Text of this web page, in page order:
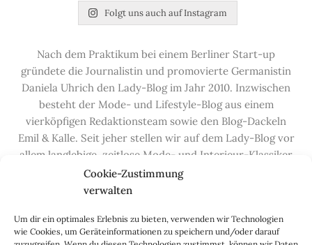
Cookie-Zustimmung
verwalten
Um dir ein optimales Erlebnis zu bieten, verwenden wir Technologien
wie Cookies, um Geräteinformationen zu speichern und/oder darauf
Folgt uns auch auf Instagram
Nach dem Praktikum bei einem Berliner Start-up
gründete die Journalistin und promovierte Germanistin
Daniela Uhrich den Lady-Blog im Jahr 2010. Inzwischen
besteht der Mode- und Lifestyle-Blog aus einem
vierköpfigen Redaktionsteam sowie den Blog-Dackeln
Emil & Kalle. Seit jeher stellen wir auf dem Lady-Blog vor
allem langlebige, zeitlose Mode- und Interieur-Klassiker
vor, die hochwertig verarbeitet und unter guten
Bedingungen hergestellt wurden – gerne „Made in
Handwerksberufe und kleine feine Firmen, denen wir
hier auf dem Blog eine Präsentationsfläche bieten, sowie